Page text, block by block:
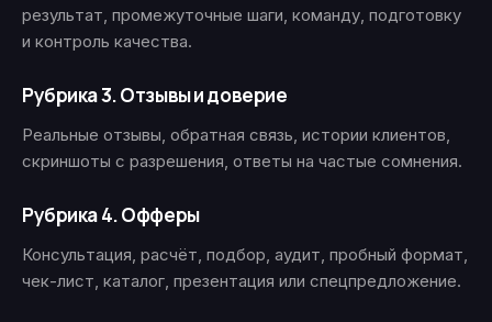
результат, промежуточные шаги, команду, подготовку
и контроль качества.
Рубрика 3. Отзывы и доверие
Реальные отзывы, обратная связь, истории клиентов,
скриншоты с разрешения, ответы на частые сомнения.
Рубрика 4. Офферы
Консультация, расчёт, подбор, аудит, пробный формат,
чек-лист, каталог, презентация или спецпредложение.